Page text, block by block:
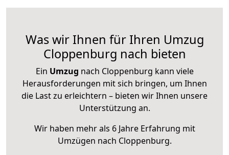
Was wir Ihnen für Ihren Umzug
Cloppenburg nach bieten
Ein Umzug nach Cloppenburg kann viele
Herausforderungen mit sich bringen, um Ihnen
die Last zu erleichtern – bieten wir Ihnen unsere
Unterstützung an.
Wir haben mehr als 6 Jahre Erfahrung mit
Umzügen nach Cloppenburg.